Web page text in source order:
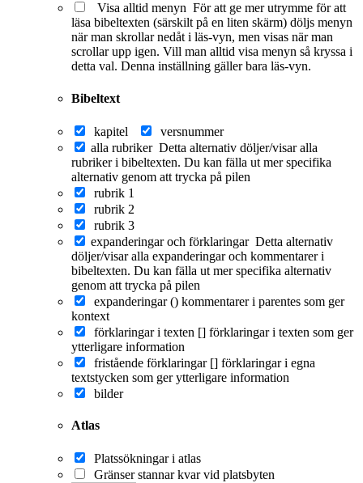
Visa alltid menyn För att ge mer utrymme för att
läsa bibeltexten (särskilt på en liten skärm) döljs menyn
när man skrollar nedåt i läs-vyn, men visas när man
scrollar upp igen. Vill man alltid visa menyn så kryssa i
detta val. Denna inställning gäller bara läs-vyn.
Bibeltext
kapitel
versnummer
alla rubriker Detta alternativ döljer/visar alla
rubriker i bibeltexten. Du kan fälla ut mer specifika
alternativ genom att trycka på pilen
rubrik 1
rubrik 2
rubrik 3
expanderingar och förklaringar Detta alternativ
döljer/visar alla expanderingar och kommentarer i
bibeltexten. Du kan fälla ut mer specifika alternativ
genom att trycka på pilen
expanderingar () kommentarer i parentes som ger
kontext
förklaringar i texten [] förklaringar i texten som ger
ytterligare information
fristående förklaringar [] förklaringar i egna
textstycken som ger ytterligare information
bilder
Atlas
Platssökningar i atlas
Gränser stannar kvar vid platsbyten